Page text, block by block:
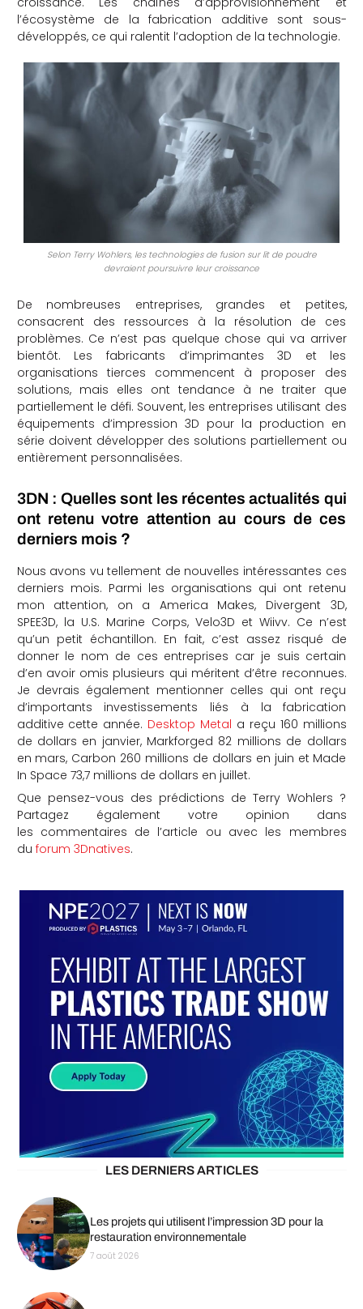
l’écosystème de la fabrication additive sont sous-
développés, ce qui ralentit l’adoption de la technologie.
Selon Terry Wohlers, les technologies de fusion sur lit de poudre
devraient poursuivre leur croissance
De nombreuses entreprises, grandes et petites,
consacrent des ressources à la résolution de ces
problèmes. Ce n’est pas quelque chose qui va arriver
bientôt. Les fabricants d’imprimantes 3D et les
organisations tierces commencent à proposer des
solutions, mais elles ont tendance à ne traiter que
partiellement le défi. Souvent, les entreprises utilisant des
équipements d’impression 3D pour la production en
série doivent développer des solutions partiellement ou
entièrement personnalisées.
3DN : Quelles sont les récentes actualités qui
ont retenu votre attention au cours de ces
derniers mois ?
Nous avons vu tellement de nouvelles intéressantes ces
derniers mois. Parmi les organisations qui ont retenu
mon attention, on a America Makes, Divergent 3D,
SPEE3D, la U.S. Marine Corps, Velo3D et Wiivv. Ce n’est
qu’un petit échantillon. En fait, c’est assez risqué de
donner le nom de ces entreprises car je suis certain
d’en avoir omis plusieurs qui méritent d’être reconnues.
Je devrais également mentionner celles qui ont reçu
d’importants investissements liés à la fabrication
additive cette année. Desktop Metal a reçu 160 millions
de dollars en janvier, Markforged 82 millions de dollars
en mars, Carbon 260 millions de dollars en juin et Made
In Space 73,7 millions de dollars en juillet.
Que pensez-vous des prédictions de Terry Wohlers ?
Partagez également votre opinion dans
les commentaires de l’article ou avec les membres
du forum 3Dnatives.
LES DERNIERS ARTICLES
Les projets qui utilisent l’impression 3D pour la
restauration environnementale
7 août 2026